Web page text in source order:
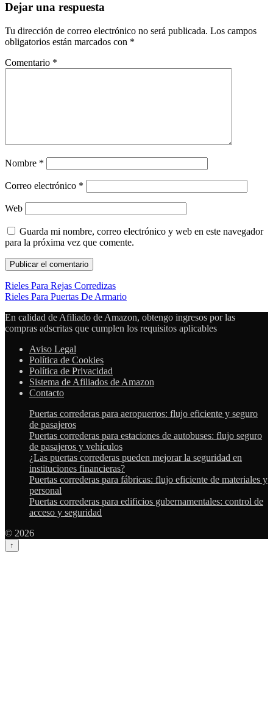
Dejar una respuesta
Tu dirección de correo electrónico no será publicada. Los campos
obligatorios están marcados con *
Comentario *
Nombre *
Correo electrónico *
Web
Guarda mi nombre, correo electrónico y web en este navegador
para la próxima vez que comente.
Rieles Para Rejas Corredizas
Rieles Para Puertas De Armario
En calidad de Afiliado de Amazon, obtengo ingresos por las
compras adscritas que cumplen los requisitos aplicables
Aviso Legal
Política de Cookies
Política de Privacidad
Sistema de Afiliados de Amazon
Contacto
Puertas correderas para aeropuertos: flujo eficiente y seguro
de pasajeros
Puertas correderas para estaciones de autobuses: flujo seguro
de pasajeros y vehículos
¿Las puertas correderas pueden mejorar la seguridad en
instituciones financieras?
Puertas correderas para fábricas: flujo eficiente de materiales y
personal
Puertas correderas para edificios gubernamentales: control de
acceso y seguridad
© 2026
↑